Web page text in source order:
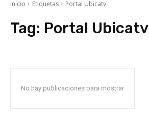
Inicio Etiquetas Portal Ubicatv
Tag: Portal Ubicatv
No hay publicaciones para mostrar